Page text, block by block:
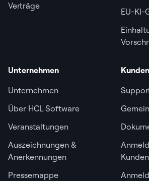
Verträge
EU-KI-
Unternehmen
Unternehmen
Über HCL Software
Veranstaltungen
Auszeichnungen &
Anerkennungen
Pressemappe
Kunden